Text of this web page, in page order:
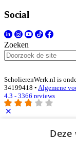
Social
Zoeken
ScholierenWerk.nl is
34199418 • Algemene
4.3 - 3366 reviews
Inloggen als